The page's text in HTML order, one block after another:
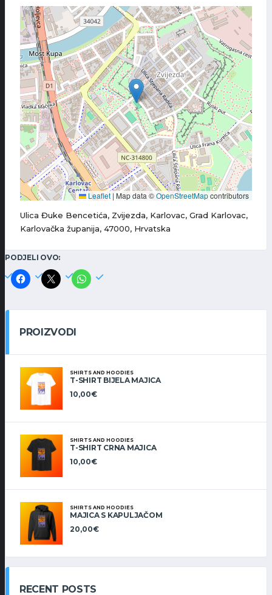
Leaflet | Map data ©OpenStreetMapcontributors
Ulica Đuke Bencetića, Zvijezda, Karlovac, Grad Karlovac,
Karlovačka županija, 47000, Hrvatska
PODJELI OVO:
PROIZVODI
SHIRTS AND HOODIES
T-SHIRT BIJELA MAJICA
10,00€
SHIRTS AND HOODIES
T-SHIRT CRNA MAJICA
10,00€
SHIRTS AND HOODIES
MAJICA S KAPULJAČOM
20,00€
RECENT POSTS